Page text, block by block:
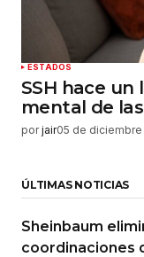
ESTADOS
SSH hace un
mental de
por jair05 de diciembre
ÚLTIMAS NOTICIAS
Sheinbaum
coordinaciones